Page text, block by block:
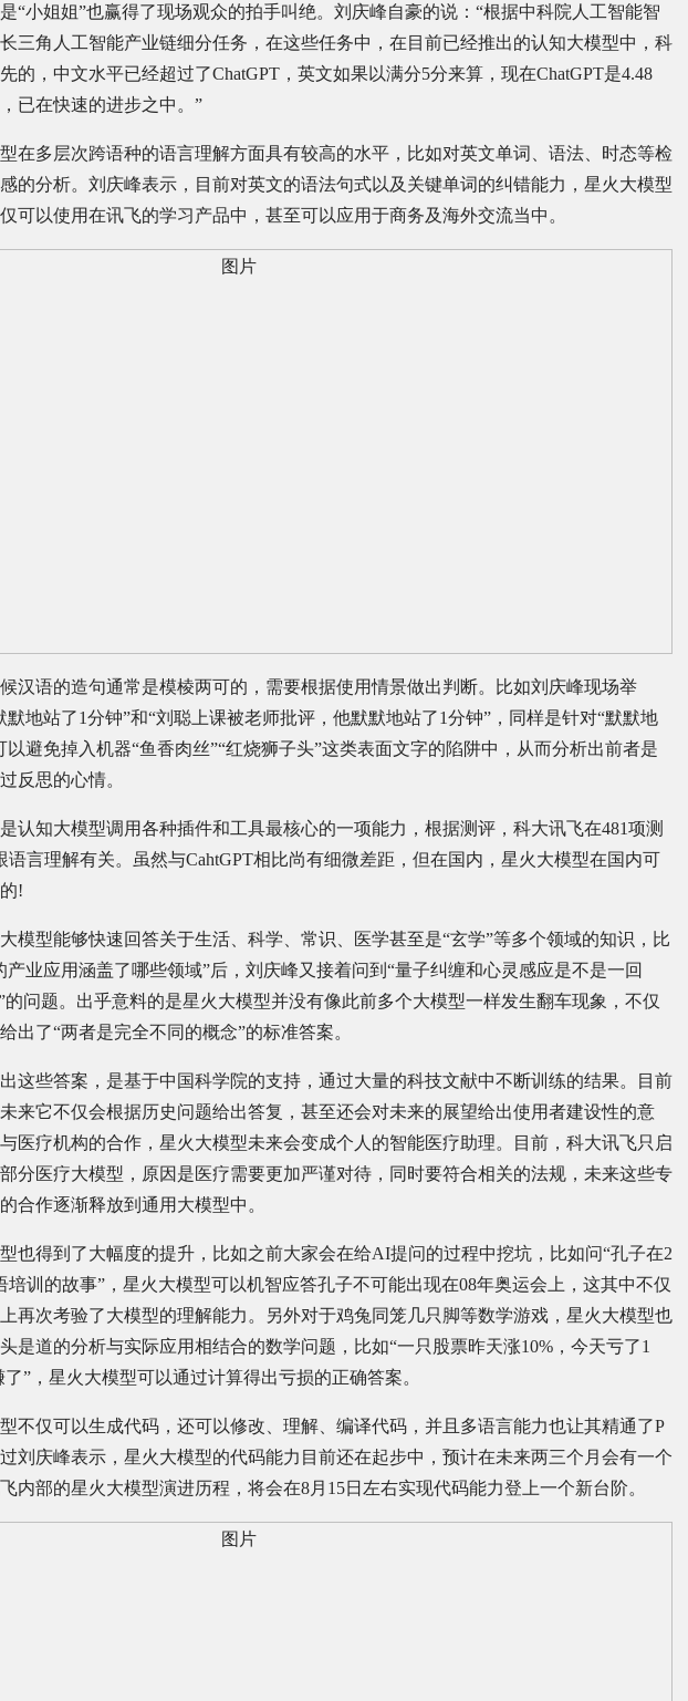
“小姐姐”也赢得了现场观众的拍手叫绝。刘庆峰自豪的说：“根据中科院人工智能智
三角人工智能产业链细分任务，在这些任务中，在目前已经推出的认知大模型中，科
的，中文水平已经超过了ChatGPT，英文如果以满分5分来算，现在ChatGPT是4.48
已在快速的进步之中。”
在多层次跨语种的语言理解方面具有较高的水平，比如对英文单词、语法、时态等检
的分析。刘庆峰表示，目前对英文的语法句式以及关键单词的纠错能力，星火大模型
可以使用在讯飞的学习产品中，甚至可以应用于商务及海外交流当中。
汉语的造句通常是模棱两可的，需要根据使用情景做出判断。比如刘庆峰现场举
地站了1分钟”和“刘聪上课被老师批评，他默默地站了1分钟”，同样是针对“默默地
避免掉入机器“鱼香肉丝”“红烧狮子头”这类表面文字的陷阱中，从而分析出前者是
反思的心情。
认知大模型调用各种插件和工具最核心的一项能力，根据测评，科大讯飞在481项测
语言理解有关。虽然与CahtGPT相比尚有细微差距，但在国内，星火大模型在国内可
!
模型能够快速回答关于生活、科学、常识、医学甚至是“玄学”等多个领域的知识，比
业应用涵盖了哪些领域”后，刘庆峰又接着问到“量子纠缠和心灵感应是不是一回
的问题。出乎意料的是星火大模型并没有像此前多个大模型一样发生翻车现象，不仅
出了“两者是完全不同的概念”的标准答案。
这些答案，是基于中国科学院的支持，通过大量的科技文献中不断训练的结果。目前
来它不仅会根据历史问题给出答复，甚至还会对未来的展望给出使用者建设性的意
医疗机构的合作，星火大模型未来会变成个人的智能医疗助理。目前，科大讯飞只启
分医疗大模型，原因是医疗需要更加严谨对待，同时要符合相关的法规，未来这些专
合作逐渐释放到通用大模型中。
也得到了大幅度的提升，比如之前大家会在给AI提问的过程中挖坑，比如问“孔子在2
培训的故事”，星火大模型可以机智应答孔子不可能出现在08年奥运会上，这其中不仅
再次考验了大模型的理解能力。另外对于鸡兔同笼几只脚等数学游戏，星火大模型也
是道的分析与实际应用相结合的数学问题，比如“一只股票昨天涨10%，今天亏了1
”，星火大模型可以通过计算得出亏损的正确答案。
不仅可以生成代码，还可以修改、理解、编译代码，并且多语言能力也让其精通了P
刘庆峰表示，星火大模型的代码能力目前还在起步中，预计在未来两三个月会有一个
内部的星火大模型演进历程，将会在8月15日左右实现代码能力登上一个新台阶。